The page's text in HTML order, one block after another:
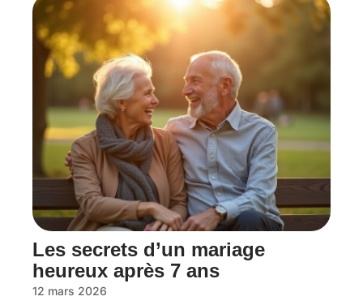
Les secrets d’un mariage
heureux après 7 ans
12 mars 2026